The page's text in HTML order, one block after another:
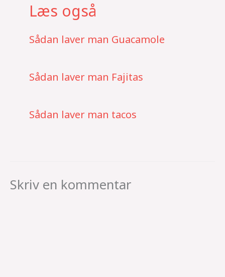
Læs også
Sådan laver man Guacamole
Sådan laver man Fajitas
Sådan laver man tacos
Skriv en kommentar